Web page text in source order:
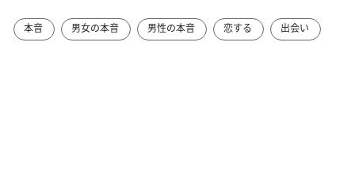
本音 男女の本音 男性の本音 恋する 出会い